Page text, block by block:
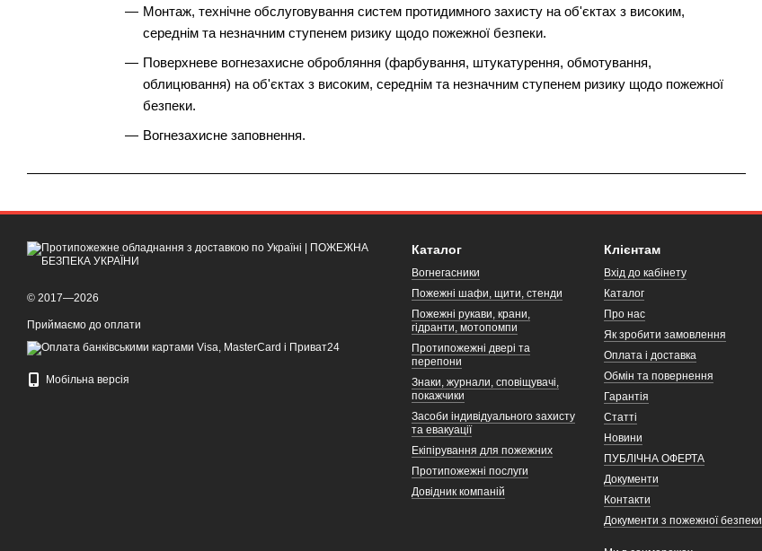
Монтаж, технічне обслуговування систем протидимного захисту на об'єктах з високим,
середнім та незначним ступенем ризику щодо пожежної безпеки.
Поверхневе вогнезахисне обробляння (фарбування, штукатурення, обмотування,
облицювання) на об'єктах з високим, середнім та незначним ступенем ризику щодо пожежної
безпеки.
Вогнезахисне заповнення.
© 2017—2026
Приймаємо до оплати
Мобільна версія
Каталог
Вогнегасники
Пожежні шафи, щити, стенди
Пожежні рукави, крани,
гідранти, мотопомпи
Протипожежні двері та
перепони
Знаки, журнали, сповіщувачі,
покажчики
Засоби індивідуального захисту
та евакуації
Екіпірування для пожежних
Протипожежні послуги
Довідник компаній
Клієнтам
Вхід до кабінету
Каталог
Про нас
Як зробити замовлення
Оплата і доставка
Обмін та повернення
Гарантія
Статті
Новини
ПУБЛІЧНА ОФЕРТА
Документи
Контакти
Документи з пожежної безпеки